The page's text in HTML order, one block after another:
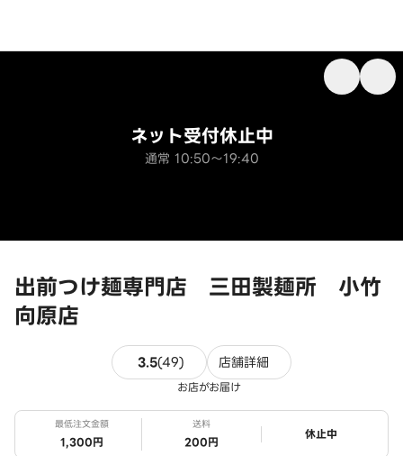
出前つけ麺専門店 三田製麺所 小竹
向原店
ネット受付休止中
通常 10:50～19:40
3.5(49) 49件のレビュー
店舗詳細
お店がお届け
最低注文金額
1,300円
送料
200円 ステータス
休止中